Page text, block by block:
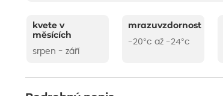
kvete v
měsících
srpen - září
mrazuvzdornost
-20°c až -24°c